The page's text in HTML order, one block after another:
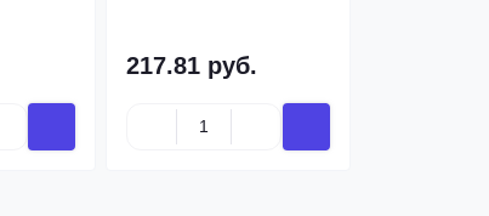
217.81 руб.